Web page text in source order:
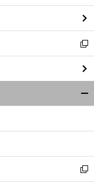
ウ
で
開
く
新
し
い
ウ
ィ
ン
ウ
開
く
新